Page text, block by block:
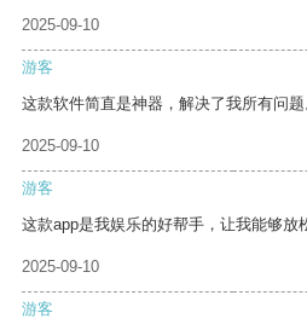
2025-09-10
游客
这款软件简直是神器，解决了我所有问题
2025-09-10
游客
这款app是我娱乐的好帮手，让我能够放
2025-09-10
游客